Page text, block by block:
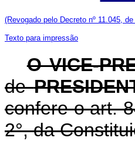
(Revogado pelo Decreto nº 11.045, de
Texto para impressão
O VICE-
de
confere o art.
2°, da